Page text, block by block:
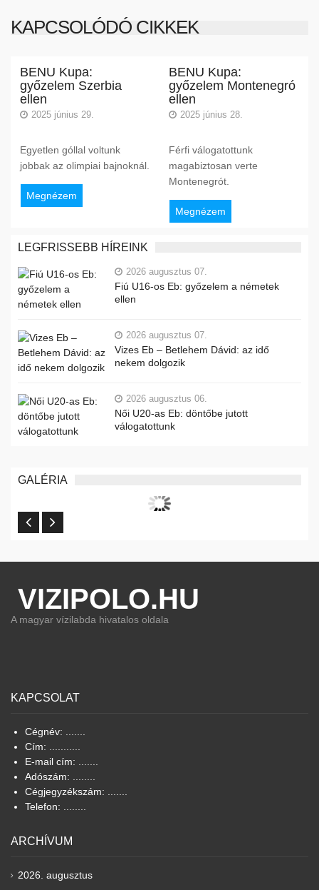
KAPCSOLÓDÓ CIKKEK
BENU Kupa:
győzelem Szerbia
ellen
2025 június 29.
Egyetlen góllal voltunk
jobbak az olimpiai bajnoknál.
Megnézem
BENU Kupa:
győzelem Montenegró
ellen
2025 június 28.
Férfi válogatottunk
magabiztosan verte
Montenegrót.
Megnézem
LEGFRISSEBB HÍREINK
2026 augusztus 07.
Fiú U16-os Eb: győzelem a németek
ellen
2026 augusztus 07.
Vizes Eb – Betlehem Dávid: az idő
nekem dolgozik
2026 augusztus 06.
Női U20-as Eb: döntőbe jutott
válogatottunk
GALÉRIA
VIZIPOLO.HU
A magyar vízilabda hivatalos oldala
KAPCSOLAT
Cégnév: .......
Cím: ...........
E-mail cím: .......
Adószám: ........
Cégjegyzékszám: .......
Telefon: ........
ARCHÍVUM
2026. augusztus